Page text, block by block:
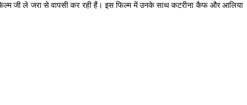
जी ले जरा से वापसी कर रही हैं। इस फिल्म में उनके साथ कटरीना कैफ और आलिया